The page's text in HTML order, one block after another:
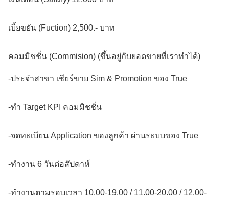
เบี้ยขยัน (Fuction) 2,500.- บาท
คอมมิชชั่น (Commision) (ขึ้นอยู่กับยอดขายที่เราทำได้)
-ประจำสาขา เชียร์ขาย Sim & Promotion ของ True
-ทำ Target KPI คอมมิชชั่น
-จดทะเบียน Application ของลูกค้า ผ่านระบบของ True
-ทำงาน 6 วันต่อสัปดาห์
-ทำงานตามรอบเวลา 10.00-19.00 / 11.00-20.00 / 12.00-